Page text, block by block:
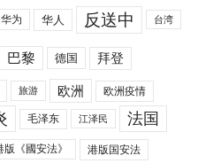
华为 华人 反送中 台湾
巴黎 德国 拜登
旅游 欧洲 欧洲疫情
毛泽东 江泽民 法国
版《國安法》 港版国安法